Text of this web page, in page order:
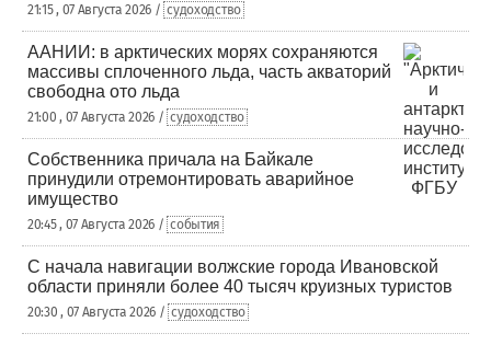
21:15 , 07 Августа 2026 / судоходство
ААНИИ: в арктических морях сохраняются
массивы сплоченного льда, часть акваторий
свободна ото льда
21:00 , 07 Августа 2026 / судоходство
Собственника причала на Байкале
принудили отремонтировать аварийное
имущество
20:45 , 07 Августа 2026 / события
С начала навигации волжские города Ивановской
области приняли более 40 тысяч круизных туристов
20:30 , 07 Августа 2026 / судоходство